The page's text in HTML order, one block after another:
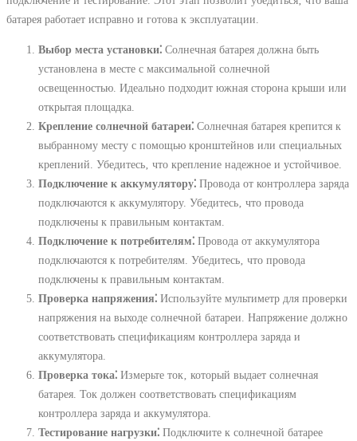
батарея работает исправно и готова к эксплуатации.
Выбор места установки⁚ Солнечная батарея должна быть
установлена в месте с максимальной солнечной
освещенностью. Идеально подходит южная сторона крыши или
открытая площадка.
Крепление солнечной батареи⁚ Солнечная батарея крепится к
выбранному месту с помощью кронштейнов или специальных
креплений. Убедитесь‚ что крепление надежное и устойчивое.
Подключение к аккумулятору⁚ Провода от контроллера заряда
подключаются к аккумулятору. Убедитесь‚ что провода
подключены к правильным контактам.
Подключение к потребителям⁚ Провода от аккумулятора
подключаются к потребителям. Убедитесь‚ что провода
подключены к правильным контактам.
Проверка напряжения⁚ Используйте мультиметр для проверки
напряжения на выходе солнечной батареи. Напряжение должно
соответствовать спецификациям контроллера заряда и
аккумулятора.
Проверка тока⁚ Измерьте ток‚ который выдает солнечная
батарея. Ток должен соответствовать спецификациям
контроллера заряда и аккумулятора.
Тестирование нагрузки⁚ Подключите к солнечной батарее